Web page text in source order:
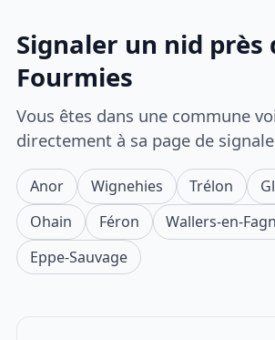
Signaler un nid près
Fourmies
Vous êtes dans une commune
directement à sa page de
Anor Wignehies Trélon
Ohain
Féron
Wallers-en-
Eppe-Sauvage